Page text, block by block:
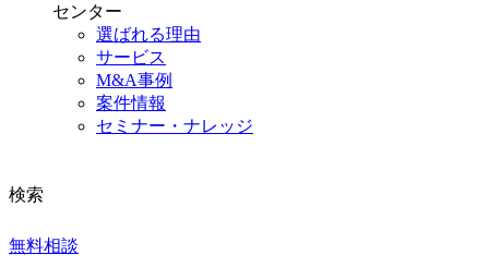
センター
選ばれる理由
サービス
M&A事例
案件情報
セミナー・ナレッジ
検索
無料相談